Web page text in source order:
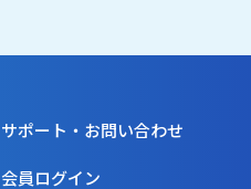
サポート・お問い合わせ
会員ログイン